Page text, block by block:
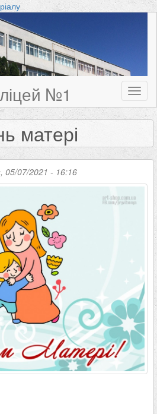
№1
матері
05/07/2021 - 16:16